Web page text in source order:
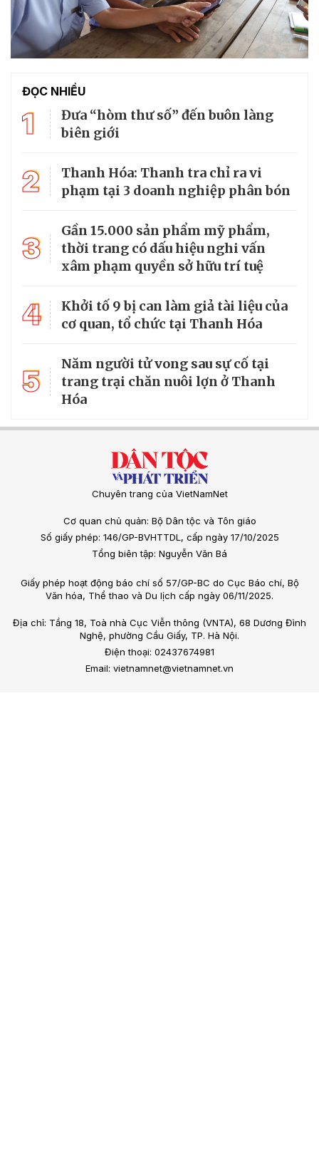
ĐỌC NHIỀU
1
Đưa “hòm thư số” đến buôn làng
biên giới
2
Thanh Hóa: Thanh tra chỉ ra vi
phạm tại 3 doanh nghiệp phân bón
3
Gần 15.000 sản phẩm mỹ phẩm,
thời trang có dấu hiệu nghi vấn
xâm phạm quyền sở hữu trí tuệ
4
Khởi tố 9 bị can làm giả tài liệu của
cơ quan, tổ chức tại Thanh Hóa
5
Năm người tử vong sau sự cố tại
trang trại chăn nuôi lợn ở Thanh
Hóa
Chuyên trang của VietNamNet
Cơ quan chủ quản: Bộ Dân tộc và Tôn giáo
Số giấy phép: 146/GP-BVHTTDL, cấp ngày 17/10/2025
Tổng biên tập: Nguyễn Văn Bá
Giấy phép hoạt động báo chí số 57/GP-BC do Cục Báo chí, Bộ
Văn hóa, Thể thao và Du lịch cấp ngày 06/11/2025.
Địa chỉ: Tầng 18, Toà nhà Cục Viễn thông (VNTA), 68 Dương Đình
Nghệ, phường Cầu Giấy, TP. Hà Nội.
Điện thoại: 02437674981
Email: vietnamnet@vietnamnet.vn